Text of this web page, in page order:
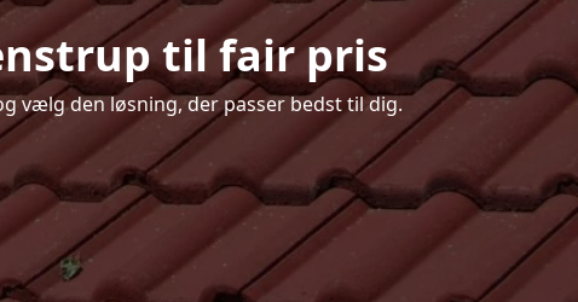
til fair pris
vælg den løsning, der passer bedst til dig.